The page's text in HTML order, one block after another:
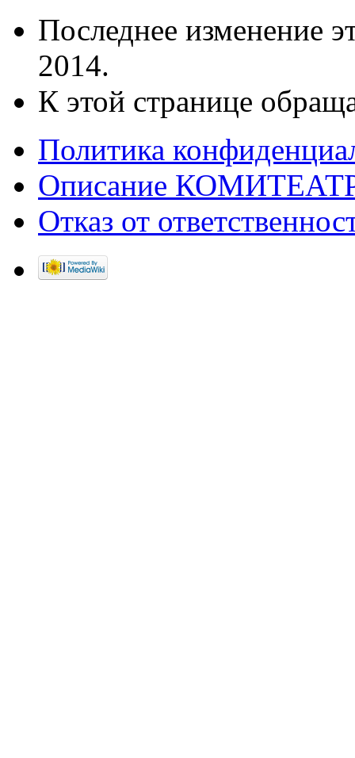
Последнее изменение
2014.
К этой странице
Политика
Описание
Отказ от